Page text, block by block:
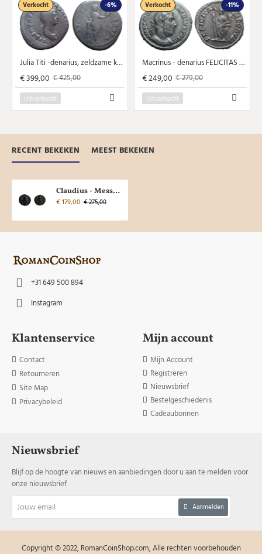
-6%
Verkocht
Julia Titi -denarius, zeldzame keizerin! (F2447)
€ 399,00 € 425,00
Uitverkocht
-11%
Verkocht
Macrinus - denarius FELICITAS TEMPORVM! (ME2415)
€ 249,00 € 279,00
Uitverkocht
RECENT BEKEKEN MEEST BEKEKEN
Claudius - Messalina vrouw van Claudius! (F22120)
€ 179,00 € 275,00
+31 649 500 894
Instagram
Klantenservice
Contact
Retourneren
Site Map
Privacybeleid
Mijn account
Mijn Account
Registreren
Nieuwsbrief
Bestelgeschiedenis
Cadeaubonnen
Nieuwsbrief
Blijf op de hoogte van nieuws en aanbiedingen door u aan te melden voor
onze nieuwsbrief
email
Aanmelden
Copyright © 2022, RomanCoinShop.com, Alle rechten voorbehouden